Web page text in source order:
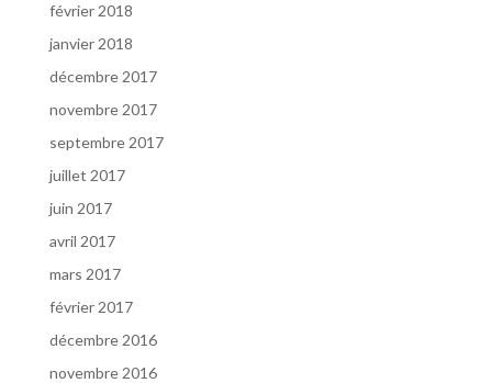
février 2018
janvier 2018
décembre 2017
novembre 2017
septembre 2017
juillet 2017
juin 2017
avril 2017
mars 2017
février 2017
décembre 2016
novembre 2016